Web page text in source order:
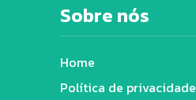
Sobre nós
Home
Política de privacidade